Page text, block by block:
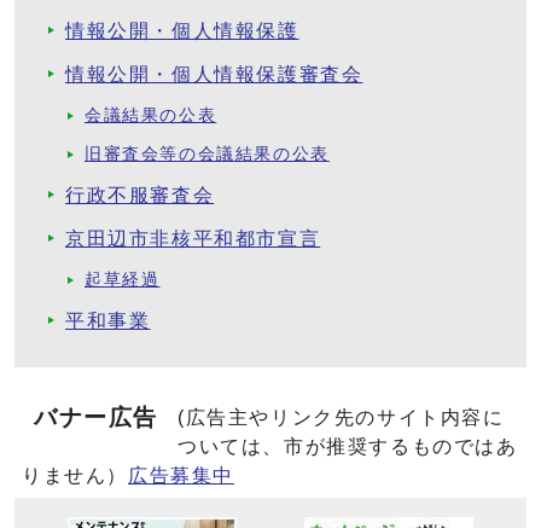
情報公開・個人情報保護
情報公開・個人情報保護審査会
会議結果の公表
旧審査会等の会議結果の公表
行政不服審査会
京田辺市非核平和都市宣言
起草経過
平和事業
バナー広告
(広告主やリンク先のサイト内容に
ついては、市が推奨するものではあ
りません）
広告募集中